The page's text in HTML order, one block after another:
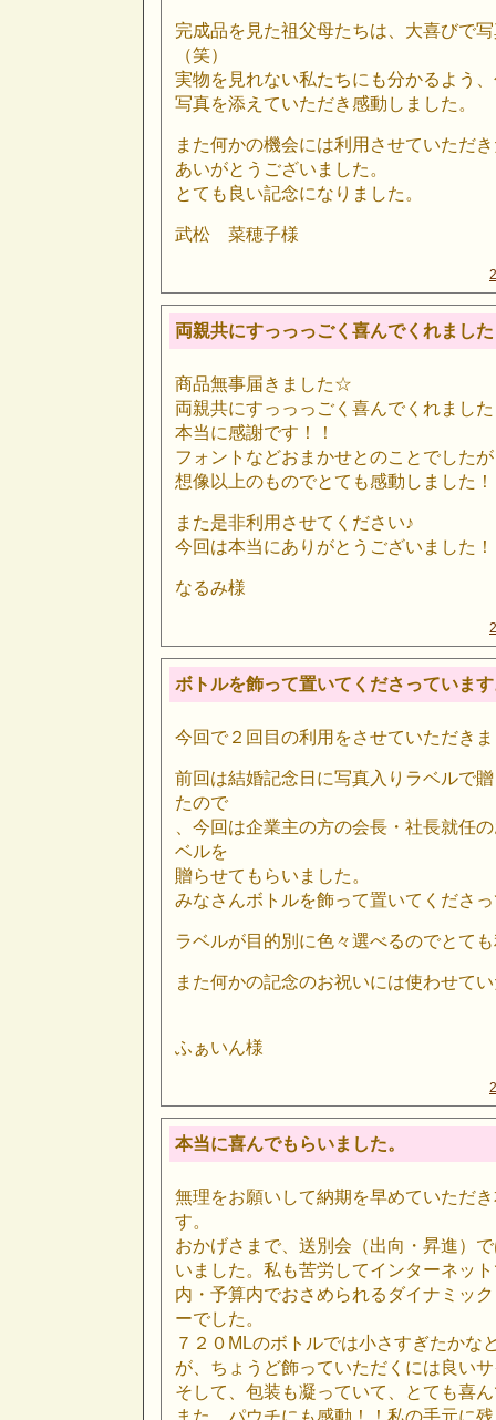
完成品を見た祖父母たちは、大喜びで
（笑）
実物を見れない私たちにも分かるよう
写真を添えていただき感動しました。
また何かの機会には利用させていただ
あいがとうございました。
とても良い記念になりました。
武松 菜穂子様
両親共にすっっっごく喜んでくれまし
商品無事届きました☆
両親共にすっっっごく喜んでくれまし
本当に感謝です！！
フォントなどおまかせとのことでしたが
想像以上のものでとても感動しました！
また是非利用させてください♪
今回は本当にありがとうございました
なるみ様
ボトルを飾って置いてくださっていま
今回で２回目の利用をさせていただき
前回は結婚記念日に写真入りラベルで
たので
、今回は企業主の方の会長・社長就任
ベルを
贈らせてもらいました。
みなさんボトルを飾って置いてくださ
ラベルが目的別に色々選べるのでとて
また何かの記念のお祝いには使わせて
ふぁいん様
本当に喜んでもらいました。
無理をお願いして納期を早めていただ
す。
おかげさまで、送別会（出向・昇進）
いました。私も苦労してインターネッ
内・予算内でおさめられるダイナミッ
ーでした。
７２０MLのボトルでは小さすぎたかな
が、ちょうど飾っていただくには良い
そして、包装も凝っていて、とても喜
また、パウチにも感動！！私の手元に